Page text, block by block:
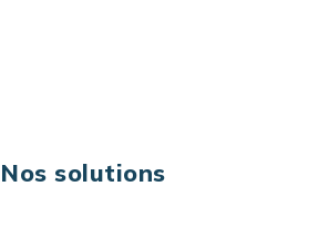
Nos solutions